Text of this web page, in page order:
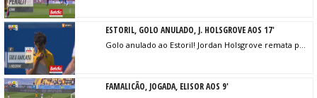
ESTORIL, GOLO ANULADO, J. HOLSGROVE AOS 17'
FAMALICÃO, JOGADA, ELISOR AOS 9'